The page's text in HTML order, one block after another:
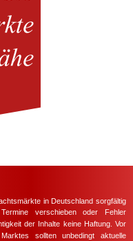
in Deutschland sorgfältig
verschieben oder Fehler
der Inhalte keine Haftung. Vor
sollten unbedingt aktuelle